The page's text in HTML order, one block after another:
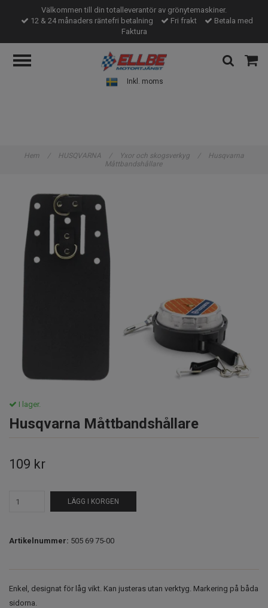
Välkommen till din totalleverantör av grönytemaskiner.
12 & 24 månaders räntefri betalning
Fri frakt
Betala med
Faktura
Inkl. moms
Hem / HUSQVARNA / Yxor och skogsverkyg /
Husqvarna
Måttbandshållare
I lager.
Husqvarna Måttbandshållare
109 kr
LÄGG I KORGEN
Artikelnummer: 505 69 75-00
Enkel, designat för låg vikt. Kan justeras utan verktyg. Markering på båda
sidorna.